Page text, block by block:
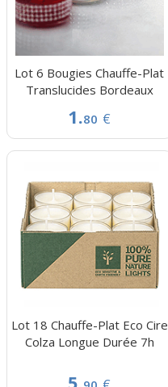
Lot 6 Bougies Chauffe-Plat
Translucides Bordeaux
1.80 €
Lot 18 Chauffe-Plat Eco Cire
Colza Longue Durée 7h
5.